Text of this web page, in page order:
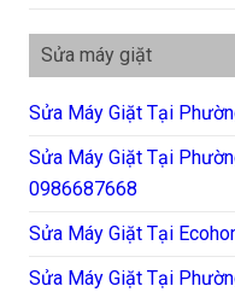
Sửa máy giặt
Sửa Máy Giặt Tại
Sửa Máy Giặt Tại
0986687668
Sửa Máy Giặt Tại
Sửa Máy Giặt Tại